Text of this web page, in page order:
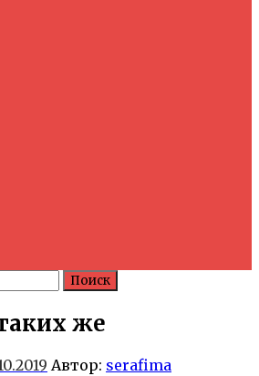
же
Автор: serafima